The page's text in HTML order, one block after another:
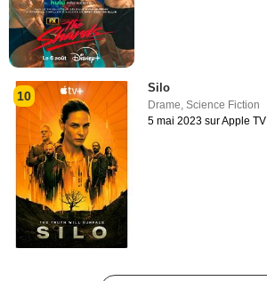
10
Silo
Drame ,Science Fiction
5 mai 2023 sur Apple TV